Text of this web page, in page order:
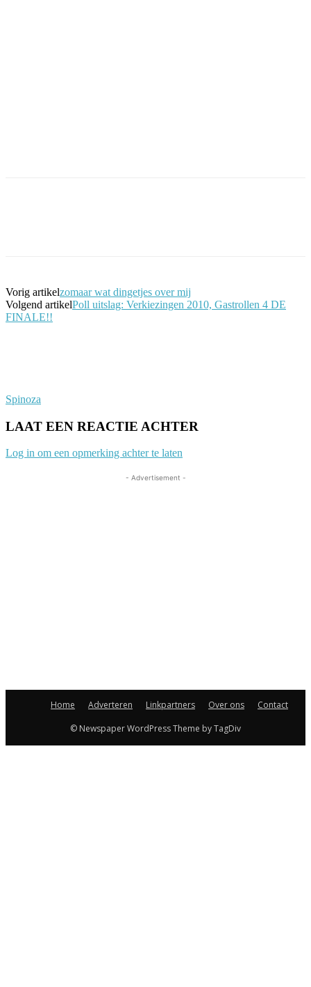
Vorig artikelzomaar wat dingetjes over mij
Volgend artikelPoll uitslag: Verkiezingen 2010, Gastrollen 4 DE
FINALE!!
Spinoza
LAAT EEN REACTIE ACHTER
Log in om een opmerking achter te laten
- Advertisement -
Home Adverteren Linkpartners Over ons
Contact
© Newspaper WordPress Theme by TagDiv